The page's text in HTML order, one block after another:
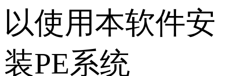
以使用本软件安
装PE系统